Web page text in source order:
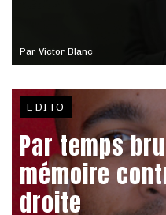
Par Victor Blanc
EDITO
Par temps
mémoire
droite